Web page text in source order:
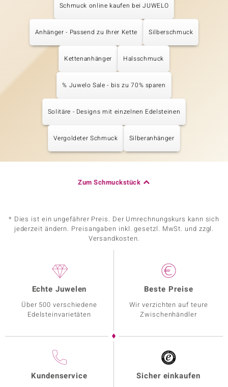
Schmuck online kaufen bei JUWELO
Anhänger - Passend zu Ihrer Kette Silberschmuck
Kettenanhänger Halsschmuck
% Juwelo Sale - bis zu 70% sparen
Solitäre - Designs mit einzelnen Edelsteinen
Vergoldeter Schmuck Silberanhänger
Zum Schmuckstück
* Dies ist ein ungefährer Preis. Der Umrechnungskurs kann sich
jederzeit ändern. Preisangaben inkl. gesetzl. MwSt. und zzgl.
Versandkosten.
Echte Juwelen
Über 500 verschiedene
Edelsteinvarietäten
Beste Preise
Wir verzichten auf teure
Zwischenhändler
Kundenservice Sicher einkaufen